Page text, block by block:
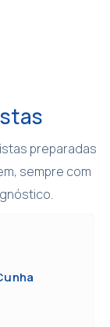
preparadas
sempre com